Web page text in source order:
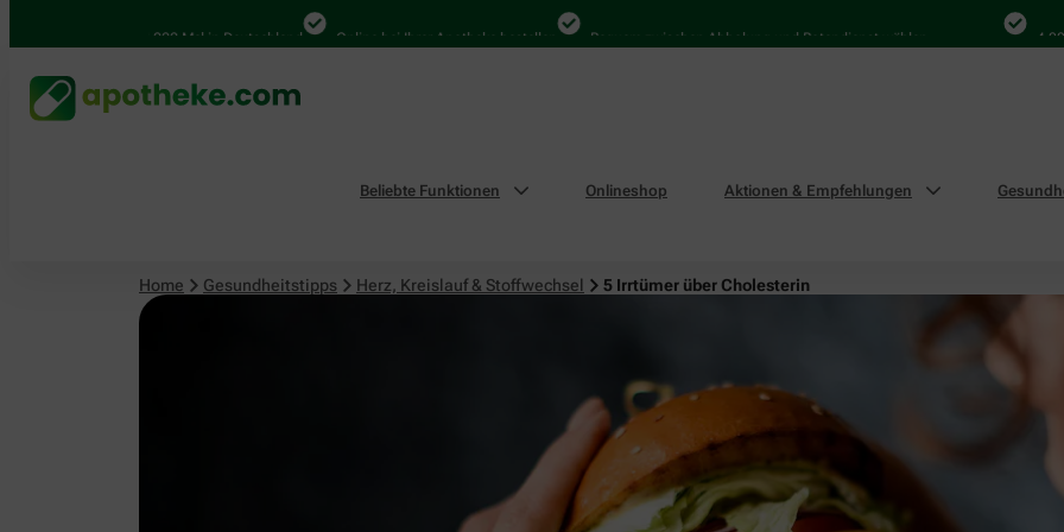
4.000 Mal in Deutschland Online bei Ihrer Apotheke bestellen Bequem zwischen Abholung und Botendienst wählen 4.000 Mal
Beliebte Funktionen Onlineshop Aktionen & Empfehlungen
Home Gesundheitstipps Herz, Kreislauf & Stoffwechsel 5 Irrtümer über Cholesterin
Herz, Kreislauf & Stoffwechsel